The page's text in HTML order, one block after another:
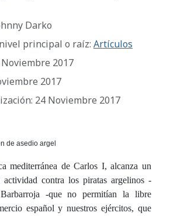
Darko
principal o raíz: Artículos
2017
2017
24 Noviembre 2017
mediterránea de Carlos I, alcanza un
contra los piratas argelinos -
Barbarroja -que no permitían la libre
español y nuestros ejércitos, que